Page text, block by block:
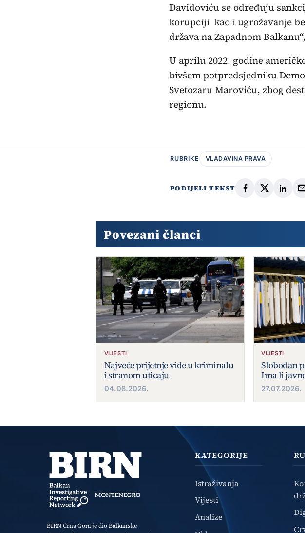
Davidoviću se određuju
korupciji kao i ugrožavanje
država na Zapadnom
U aprilu 2022. godine
bivšem potpredsjedniku
Svetozaru Maroviću, zbog
regionu.
RUBRIKE VLADAVINA PRAVA
PODIJELI TEKST
Povezani članci
VIJESTI
Najveće prijetnje vide u kriminalu
i stranom uticaju
04.08.2026.
VIJESTI
Slobodan
Ima li
27.07.2026.
BIRN Crna Gora je dio Balkanske
KATEGORIJE
Istraživanja
Vijesti
Analize